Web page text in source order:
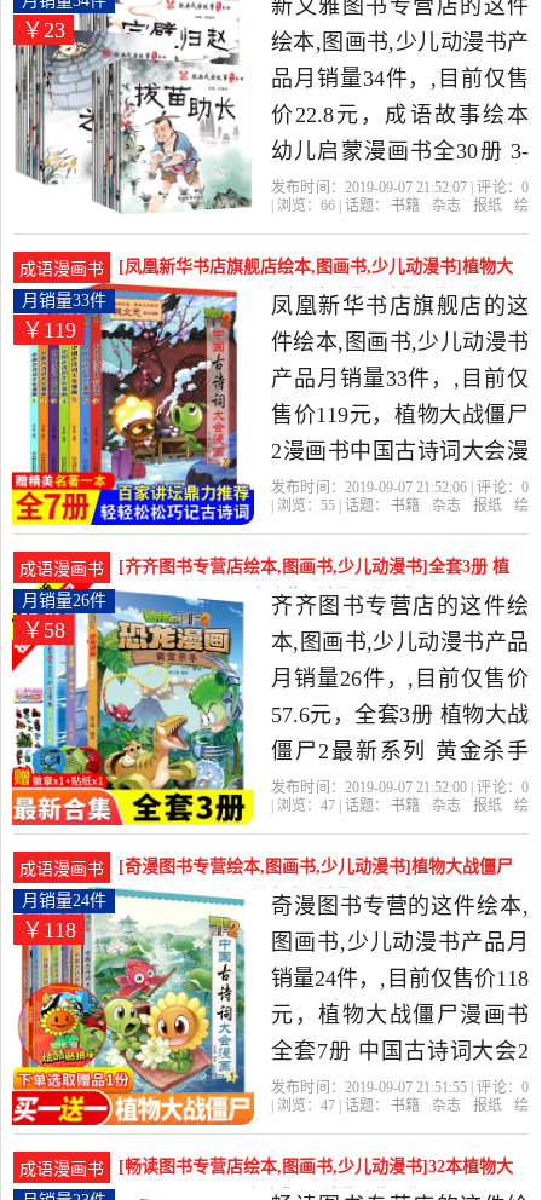
智远景辉图书专营精选书
籍,杂志,报纸当中性价比很
高的绘本,图画书,少儿动漫
书，由北京发货。
￥23
新又雅图书专营店的这件
绘本,图画书,少儿动漫书产
品月销量34件，,目前仅售
价22.8元，成语故事绘本
幼儿启蒙漫画书全30册 3-
4-5-6-8岁儿童早教书籍 幼
事书注音版 连环画小人书
一年级益智书本是2019年
新又雅图书专营店精选书
籍,杂志,报纸当中性价比很
高的绘本,图画书,少儿动漫
书，由广东 广州发货。
发布时间：2019-09-07 21:52:07 | 评论： 0
| 浏览： 66 | 话题： 书籍 杂志 报纸
绘
成语漫画书
[凤凰新华书店旗舰店绘本,图画书,少儿动漫书]植物大
战僵尸2漫画书中国古诗词大会漫月销量33件仅售119
元
￥119
月销量33件
凤凰新华书店旗舰店的这
件绘本,图画书,少儿动漫书
产品月销量33件，,目前仅
售价119元，植物大战僵尸
2漫画书中国古诗词大会漫
画1-7全套7册 历史成语吉
7-9-12岁二三四年级搞笑儿
童卡通动漫故事是2019年
凤凰新华书店旗舰店精选
书籍,杂志,报纸当中性价比
很高的绘本,图画书,少儿动
漫书，由江苏 南京发货。
发布时间：2019-09-07 21:52:06 | 评论： 0
| 浏览： 55 | 话题： 书籍 杂志 报纸
绘
成语漫画书
[齐齐图书专营店绘本,图画书,少儿动漫书]全套3册 植
物大战僵尸2最新系列 黄月销量26件仅售57.6元
￥58
月销量26件
齐齐图书专营店的这件绘
本,图画书,少儿动漫书产品
月销量26件，,目前仅售价
57.6元，全套3册 植物大战
僵尸2最新系列 黄金杀手
洞穴与岛屿卷 英雄前传 恐
画历史成语吉品爆笑6-9-12
岁阅读书籍是2019年齐齐
图书专营店精选书籍,杂志,
报纸当中性价比很高的绘
本,图画书,少儿动漫书，由
广东 深圳发货。
发布时间：2019-09-07 21:52:00 | 评论： 0
| 浏览： 47 | 话题： 书籍 杂志 报纸
绘
成语漫画书
[奇漫图书专营绘本,图画书,少儿动漫书]植物大战僵尸
漫画书全套7册 中国古诗月销量24件仅售118元
￥118
月销量24件
奇漫图书专营的这件绘本,
图画书,少儿动漫书产品月
销量24件，,目前仅售价118
元，植物大战僵尸漫画书
全套7册 中国古诗词大会2
必背古诗词成语故事科学
70首80首唐诗宋词课外阅
发布时间：2019-09-07 21:51:55 | 评论： 0
| 浏览： 47 | 话题： 书籍 杂志 报纸
绘
成语漫画书
[畅读图书专营店绘本,图画书,少儿动漫书]32本植物大